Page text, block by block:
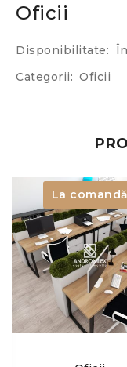
Oficii
Disponibilitate:
Categorii: Oficii
La comandă